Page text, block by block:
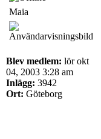
Maia
Blev medlem: lör okt
04, 2003 3:28 am
Inlägg: 3942
Ort: Göteborg